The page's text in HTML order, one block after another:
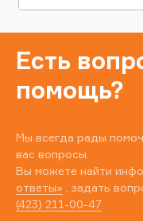
Есть
помощь?
Мы всегда рады
вас вопросы.
Вы можете найти
ответы» , задать
(423) 211-00-47